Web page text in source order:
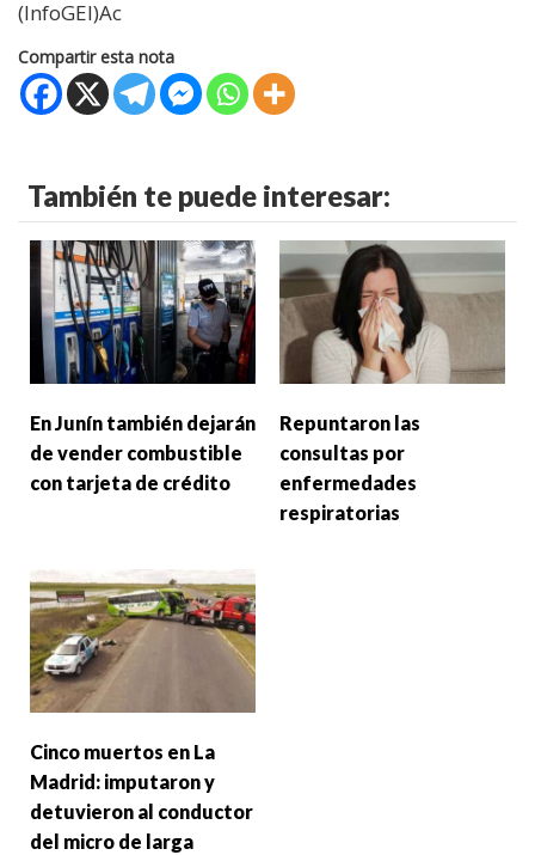
(InfoGEI)Ac
Compartir esta nota
También te puede interesar:
En Junín también dejarán
de vender combustible
con tarjeta de crédito
Repuntaron las
consultas por
enfermedades
respiratorias
Cinco muertos en La
Madrid: imputaron y
detuvieron al conductor
del micro de larga